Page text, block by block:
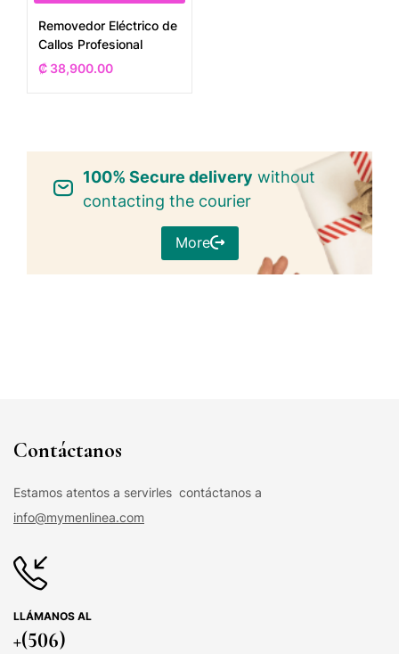
Removedor Eléctrico de
Callos Profesional
₡ 38,900.00
100% Secure delivery without
contacting the courier
More
Contáctanos
Estamos atentos a servirles contáctanos a
info@mymenlinea.com
LLÁMANOS AL
+(506)